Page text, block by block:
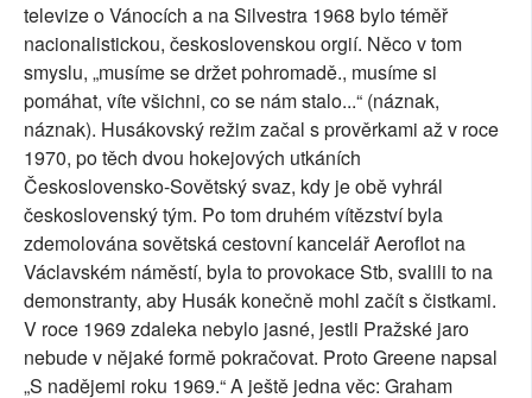
televize o Vánocích a na Silvestra 1968 bylo téměř
nacionalistickou, československou orgií. Něco v tom
smyslu, „musíme se držet pohromadě., musíme si
pomáhat, víte všichni, co se nám stalo...“ (náznak,
náznak). Husákovský režim začal s prověrkami až v roce
1970, po těch dvou hokejových utkáních
Československo-Sovětský svaz, kdy je obě vyhrál
československý tým. Po tom druhém vítězství byla
zdemolována sovětská cestovní kancelář Aeroflot na
Václavském náměstí, byla to provokace Stb, svalili to na
demonstranty, aby Husák konečně mohl začít s čistkami.
V roce 1969 zdaleka nebylo jasné, jestli Pražské jaro
nebude v nějaké formě pokračovat. Proto Greene napsal
„S nadějemi roku 1969.“ A ještě jedna věc: Graham